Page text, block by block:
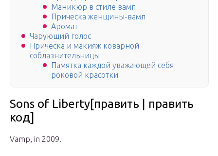
Маникюр в стиле вамп
Прическа женщины-вамп
Аромат
Чарующий голос
Прическа и макияж коварной
соблазнительницы
Памятка каждой уважающей себя
роковой красотки
Sons of Liberty[править | править
код]
Vamp, in 2009.